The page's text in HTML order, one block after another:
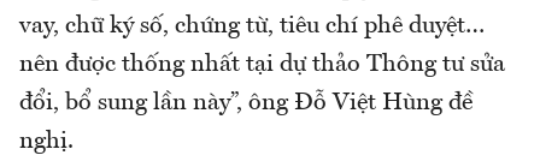
vay, chữ ký số, chứng từ, tiêu chí phê duyệt…
nên được thống nhất tại dự thảo Thông tư sửa
đổi, bổ sung lần này”, ông Đỗ Việt Hùng đề
nghị.